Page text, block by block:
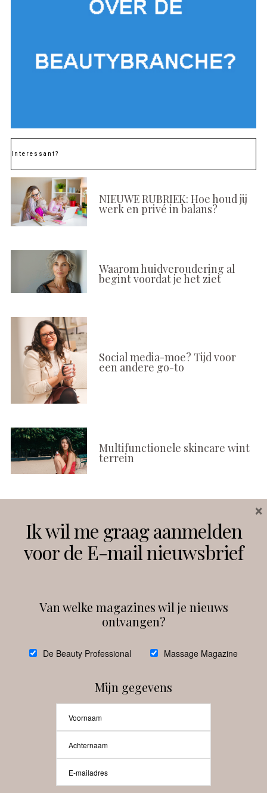
Interessant?
NIEUWE RUBRIEK: Hoe houd jij
werk en privé in balans?
Waarom huidveroudering al
begint voordat je het ziet
Social media-moe? Tijd voor
een andere go-to
Multifunctionele skincare wint
terrein
Instagram Facebook
debeautyprofessional
Beauty-Pro.nl
Ik wil me graag aanmelden
voor de E-mail nieuwsbrief
Van welke magazines wil je nieuws
ontvangen?
De Beauty Professional Massage Magazine
Mijn gegevens
×